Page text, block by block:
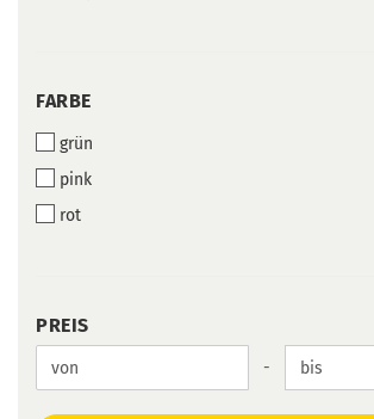
FARBE
FARBE
grün
pink
rot
PREIS
PREIS
Preis bis -